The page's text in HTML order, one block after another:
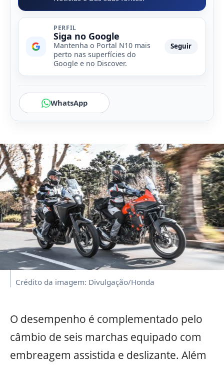
PERFIL
Siga no Google
Mantenha o Portal N10 mais
perto nas superfícies do
Google e no Discover.
Seguir
WhatsApp
Crédito da imagem: Divulgação/Honda
O desempenho é complementado pelo
câmbio de seis marchas equipado com
embreagem assistida e deslizante. Além